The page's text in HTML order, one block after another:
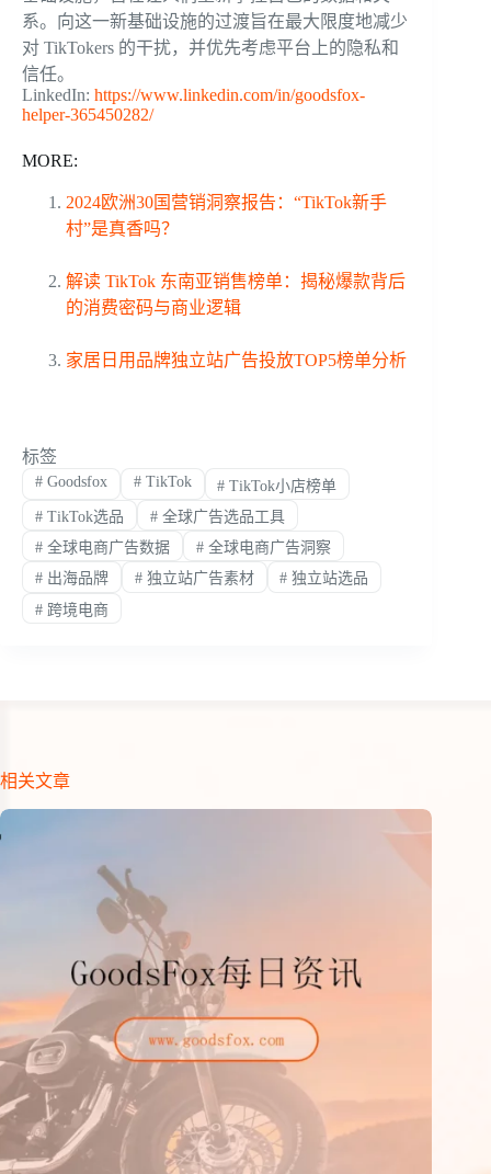
系。向这一新基础设施的过渡旨在最大限度地减少
对 TikTokers 的干扰，并优先考虑平台上的隐私和
信任。
LinkedIn: https://www.linkedin.com/in/goodsfox-
helper-365450282/
MORE:
2024欧洲30国营销洞察报告：“TikTok新手
村”是真香吗？
解读 TikTok 东南亚销售榜单：揭秘爆款背后
的消费密码与商业逻辑
家居日用品牌独立站广告投放TOP5榜单分析
标签
#Goodsfox #TikTok # TikTok小店榜单
#TikTok选品 #全球广告选品工具
#全球电商广告数据 #全球电商广告洞察
#出海品牌 #独立站广告素材 # 独立站选品
#跨境电商
相关文章